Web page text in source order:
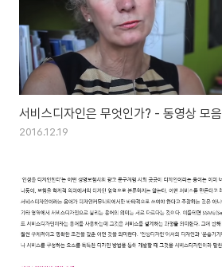
서비스디자인은 무엇인가? - 동영상 모음
2016.12.19